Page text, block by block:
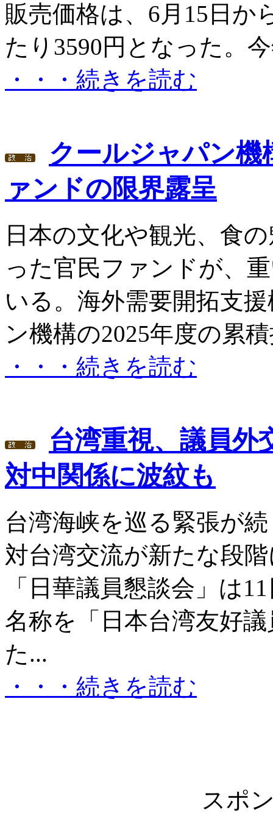
販売価格は、6月15日か
たり3590円となった。
・・・続きを読む
クールジャパン
ァンドの限界露呈
日本の文化や観光、食
った官民ファンドが、
いる。海外需要開拓支
ン機構の2025年度の累
・・・続きを読む
台湾重視、議員
対中関係に波紋も
台湾海峡を巡る緊張が
対台湾交流が新たな段
「日華議員懇談会」は
名称を「日本台湾友好
た...
・・・続きを読む
スポ